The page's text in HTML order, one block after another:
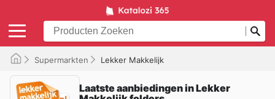
Supermarkten Lekker Makkelijk
Laatste aanbiedingen in Lekker